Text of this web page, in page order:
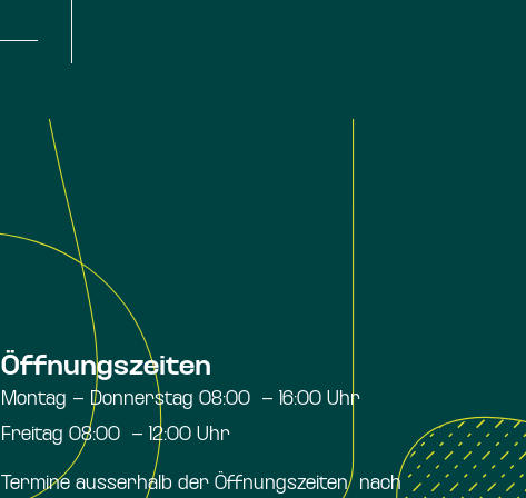
Öffnungszeiten
Montag – Donnerstag 08:00 – 16:00 Uhr
Freitag 08:00 – 12:00 Uhr
Termine ausserhalb der Öffnungszeiten nach